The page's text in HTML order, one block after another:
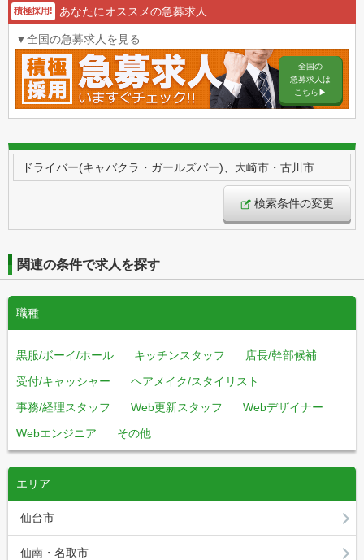
積極採用! あなたにオススメの急募求人
▼全国の急募求人を見る
全国の
急募求人は
こちら▶︎
ドライバー(キャバクラ・ガールズバー)、大崎市・古川市
検索条件の変更
関連の条件で求人を探す
職種
黒服/ボーイ/ホール キッチンスタッフ
店長/幹部候補
受付/キャッシャー
ヘアメイク/スタイリスト
事務/経理スタッフ
Web更新スタッフ
Webデザイナー
Webエンジニア
その他
エリア
仙台市
仙南・名取市